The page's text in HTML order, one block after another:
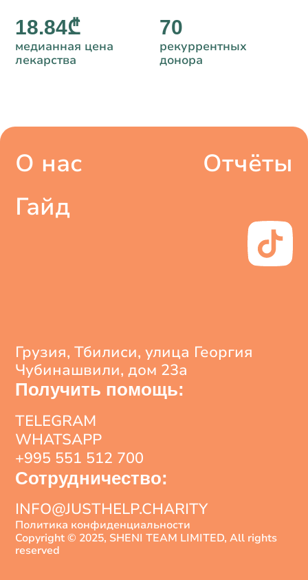
18.84₾
медианная цена
лекарства
70
рекуррентных
донора
О нас
Отчёты
Гайд
Грузия, Тбилиси, улица Георгия
Чубинашвили, дом 23а
Получить помощь:
TELEGRAM
WHATSAPP
+995 551 512 700
Сотрудничество:
INFO@JUSTHELP.CHARITY
Политика конфиденциальности
Copyright © 2025, SHENI TEAM LIMITED, All rights
reserved